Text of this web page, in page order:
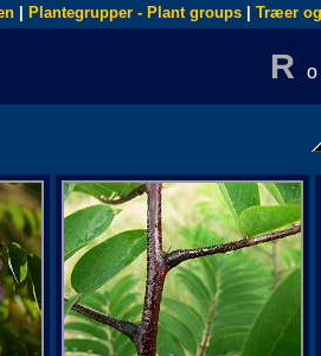
Plantegrupper - Plant groups Træer
R